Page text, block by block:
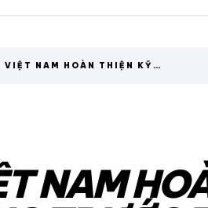
NAM HOÀN THIỆN KỸ
NAM